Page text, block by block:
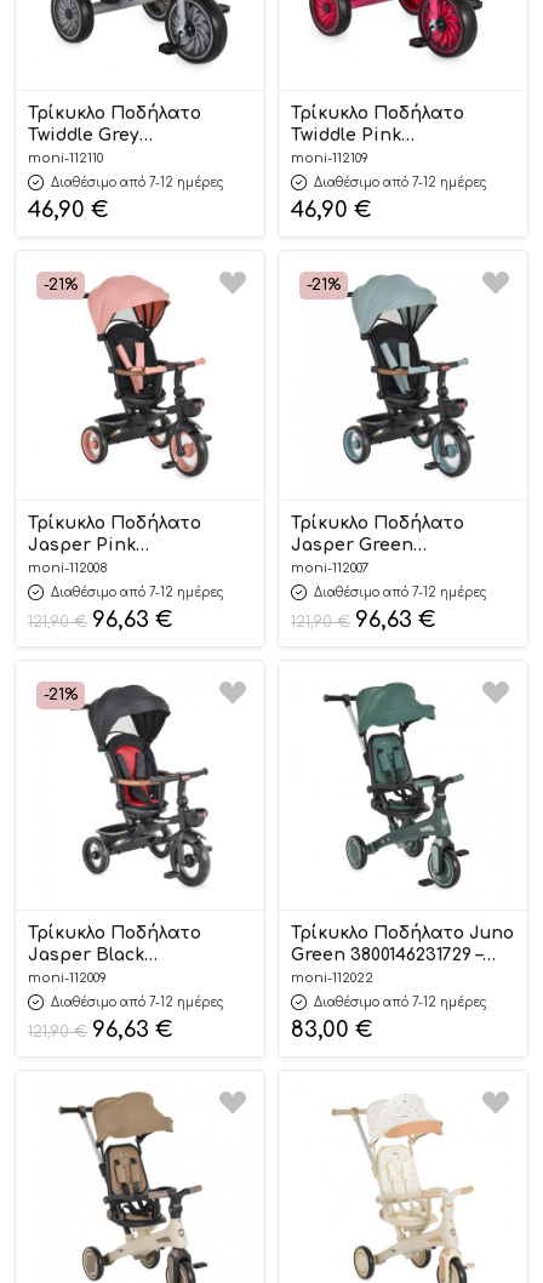
Τρίκυκλο Ποδήλατο
Twiddle Grey
3800146231743 3+ – Byox
moni-112110
Διαθέσιμο από 7-12 ημέρες
46,90 €
Τρίκυκλο Ποδήλατο
Twiddle Pink
3800146231736 3+ – Byox
moni-112109
Διαθέσιμο από 7-12 ημέρες
46,90 €
-21%
Τρίκυκλο Ποδήλατο
Jasper Pink
3800146231699 – Byox
moni-112008
Διαθέσιμο από 7-12 ημέρες
121,90€ 96,63 €
-21%
Τρίκυκλο Ποδήλατο
Jasper Green
3800146231682 – Byox
moni-112007
Διαθέσιμο από 7-12 ημέρες
121,90€ 96,63 €
-21%
Τρίκυκλο Ποδήλατο
Jasper Black
3800146231675 – Byox
moni-112009
Διαθέσιμο από 7-12 ημέρες
121,90€ 96,63 €
Τρίκυκλο Ποδήλατο Juno
Green 3800146231729 –
Byox
moni-112022
Διαθέσιμο από 7-12 ημέρες
83,00 €